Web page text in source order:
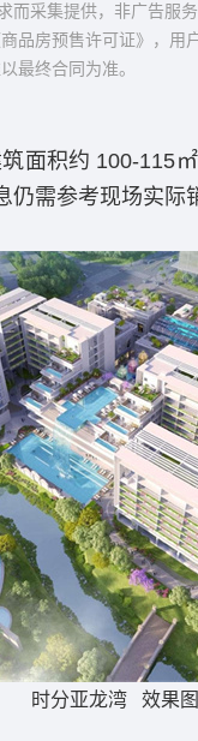
采集提供，非广告服
品房预售许可证》，
最终合同为准。
面积约 100-115
仍需参考现场实际
时分亚龙湾 效果图